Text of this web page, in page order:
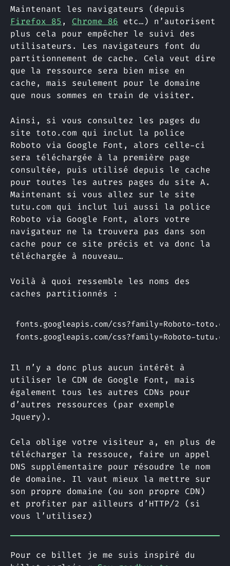
Maintenant les navigateurs (depuis
Firefox 85, Chrome 86 etc…) n’autorisent
plus cela pour empêcher le suivi des
utilisateurs. Les navigateurs font du
partitionnement de cache. Cela veut dire
que la ressource sera bien mise en
cache, mais seulement pour le domaine
que nous sommes en train de visiter.
Ainsi, si vous consultez les pages du
site toto.com qui inclut la police
Roboto via Google Font, alors celle-ci
sera téléchargée à la première page
consultée, puis utilisé depuis le cache
pour toutes les autres pages du site A.
Maintenant si vous allez sur le site
tutu.com qui inclut lui aussi la police
Roboto via Google Font, alors votre
navigateur ne la trouvera pas dans son
cache pour ce site précis et va donc la
téléchargée à nouveau…
Voilà à quoi ressemble les noms des
caches partitionnés :
fonts.googleapis.com/css?family=Roboto-
Il n’y a donc plus aucun intérêt à
utiliser le CDN de Google Font, mais
également tous les autres CDNs pour
d’autres ressources (par exemple
Jquery).
Cela oblige votre visiteur a, en plus de
télécharger la ressouce, faire un appel
DNS supplémentaire pour résoudre le nom
de domaine. Il vaut mieux la mettre sur
son propre domaine (ou son propre CDN)
et profiter par ailleurs d’HTTP/2 (si
vous l’utilisez)
Pour ce billet je me suis inspiré du